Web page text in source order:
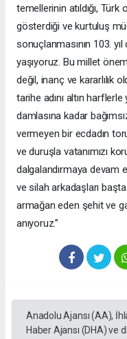
temellerinin atıldığı,
gösterdiği ve kurtuluş
sonuçlanmasının 103.
yaşıyoruz. Bu millet
değil, inanç ve kararlılık
tarihe adını altın harflerle
damlasına kadar
vermeyen bir ecdadın
ve duruşla vatanımızı
dalgalandırmaya devam
ve silah arkadaşları
armağan eden şehit ve
anıyoruz.”
Anadolu Ajansı (AA),
Haber Ajansı (DHA) ve